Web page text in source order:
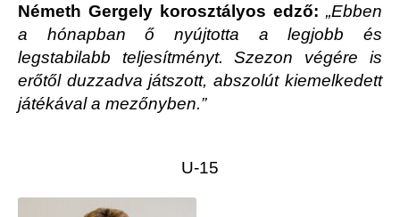
Németh Gergely korosztályos edző: „Ebben
a hónapban ő nyújtotta a legjobb és
legstabilabb teljesítményt. Szezon végére is
erőtől duzzadva játszott, abszolút kiemelkedett
játékával a mezőnyben.”
U-15